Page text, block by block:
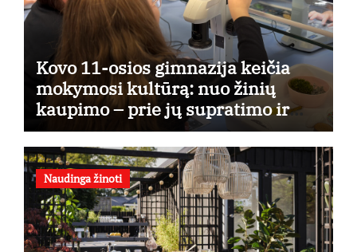
Kovo 11-osios gimnazija keičia
mokymosi kultūrą: nuo žinių
kaupimo – prie jų supratimo ir
taikymo
Naudinga žinoti